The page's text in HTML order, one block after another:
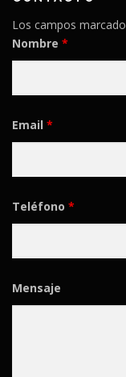
Los campos
Nombre *
Email *
Teléfono *
Mensaje